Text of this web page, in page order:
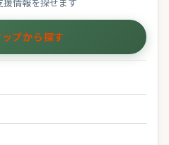
プから探す